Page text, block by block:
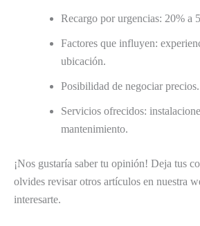
Recargo por urgencias: 20% a
Factores que influyen:
ubicación.
Posibilidad de negociar precios.
Servicios ofrecidos:
mantenimiento.
¡Nos gustaría saber tu opinión! Deja tus
olvides revisar otros artículos en nuestra
interesarte.